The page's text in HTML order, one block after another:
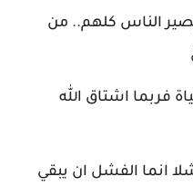
الناس كلهم.. من
فربما اشتاق الله
انما الفشل ان يبقي